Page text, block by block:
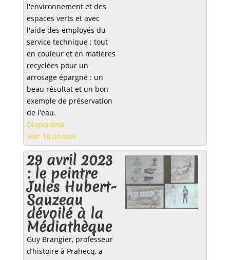
l'environnement et des
espaces verts et avec
l'aide des employés du
service technique ; tout
en couleur et en matières
recyclées pour un
arrosage épargné : un
beau résultat et un bon
exemple de préservation
de l'eau.
Diaporama
Voir 10 photos
29 avril 2023
: le peintre
Jules Hubert-
Sauzeau
dévoilé à la
Médiathèque
Guy Brangier, professeur
d’histoire à Prahecq, a